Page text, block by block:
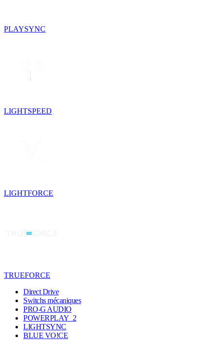
PLAYSYNC
LIGHTSPEED
LIGHTFORCE
TRUEFORCE
Direct Drive
Switchs mécaniques
PRO-G AUDIO
POWERPLAY 2
LIGHTSYNC
BLUE VO!CE